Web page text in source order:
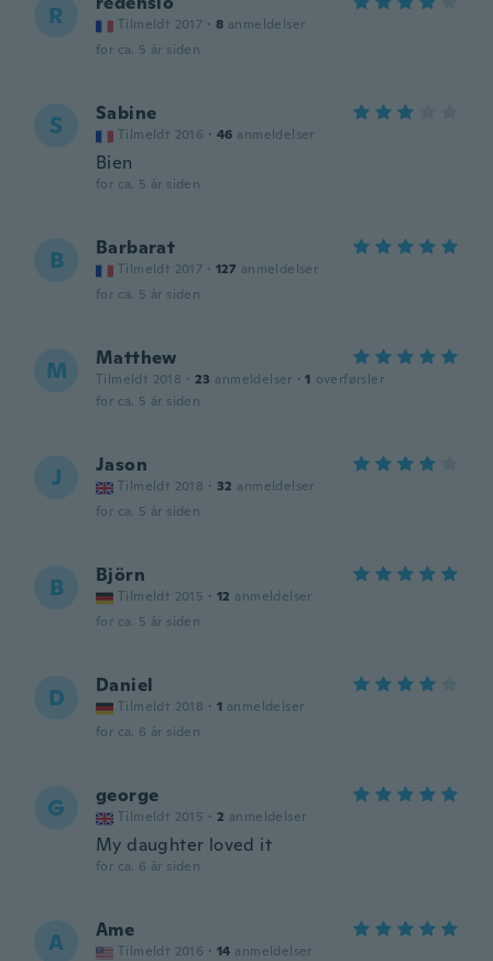
R Tilmeldt 2017 · 8 anmeldelser
for ca. 5 år siden
S Sabine
Tilmeldt 2016 · 46 anmeldelser
Bien
for ca. 5 år siden
B Barbarat
Tilmeldt 2017 · 127 anmeldelser
for ca. 5 år siden
M Matthew
Tilmeldt 2018 · 23 anmeldelser · 1 overførsler
for ca. 5 år siden
J Jason
Tilmeldt 2018 · 32 anmeldelser
for ca. 5 år siden
B Björn
Tilmeldt 2015 · 12 anmeldelser
for ca. 5 år siden
D Daniel
Tilmeldt 2018 · 1 anmeldelser
for ca. 6 år siden
G george
Tilmeldt 2015 · 2 anmeldelser
My daughter loved it
for ca. 6 år siden
A Ame
Tilmeldt 2016 · 14 anmeldelser